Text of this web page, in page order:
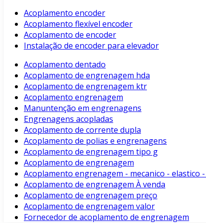
Acoplamento encoder
Acoplamento flexível encoder
Acoplamento de encoder
Instalação de encoder para elevador
Acoplamento dentado
Acoplamento de engrenagem hda
Acoplamento de engrenagem ktr
Acoplamento engrenagem
Manuntenção em engrenagens
Engrenagens acopladas
Acoplamento de corrente dupla
Acoplamento de polias e engrenagens
Acoplamento de engrenagem tipo g
Acoplamento de engrenagem
Acoplamento engrenagem - mecanico - elastico
Acoplamento de engrenagem À venda
Acoplamento de engrenagem preço
Acoplamento de engrenagem valor
Fornecedor de acoplamento de engrenagem